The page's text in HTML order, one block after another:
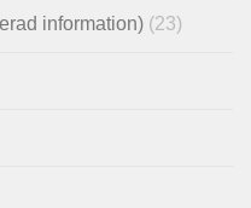
information) (23)